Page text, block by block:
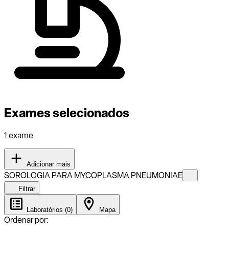
Exames selecionados
1 exame
Adicionar mais
SOROLOGIA PARA MYCOPLASMA PNEUMONIAE
Filtrar
Laboratórios (0) Mapa
Ordenar por: